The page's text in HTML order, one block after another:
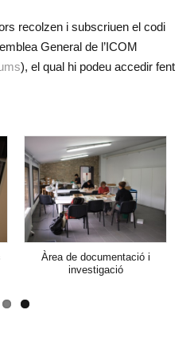
recolzen i subscriuen el codi
General de l’ICOM
), el qual hi podeu accedir fent
Àrea de documentació i
investigació